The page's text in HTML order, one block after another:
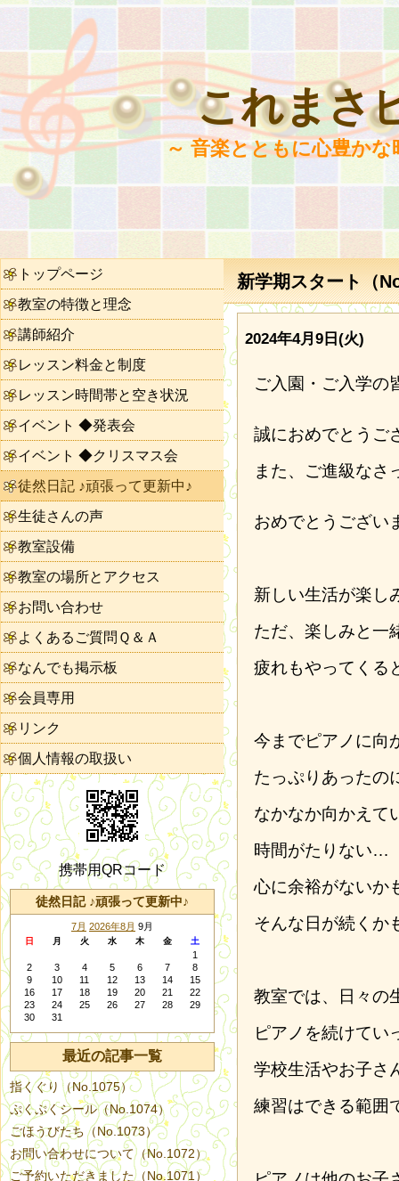
これまさ
～ 音楽とともに心豊か
新学期スタート（
2024年4月9日(火)
ご入園・ご入学の
誠におめでとうご
また、ご進級なさ
おめでとうござい
新しい生活が楽し
ただ、楽しみと一
疲れもやってくる
今までピアノに向
たっぷりあったの
なかなか向かえ
時間がたりない…
心に余裕がない
そんな日が続くか
教室では、日々の
ピアノを続けてい
学校生活やお子さ
練習はできる範囲
トップページ
教室の特徴と理念
講師紹介
レッスン料金と制度
レッスン時間帯と空き状況
イベント ◆発表会
イベント ◆クリスマス会
徒然日記 ♪頑張って更新中♪
生徒さんの声
教室設備
教室の場所とアクセス
お問い合わせ
よくあるご質問Ｑ＆Ａ
なんでも掲示板
会員専用
リンク
個人情報の取扱い
携帯用QRコード
徒然日記 ♪頑張って更新中♪
7月 2026年8月 9月
日 月 火 水 木 金 土
1
2
3 4 5 6 7
8
9
10 11 12 13 14
15
16
17 18 19 20 21
22
23
24 25 26 27 28
29
30
31
最近の記事一覧
指くぐり（No.1075）
ぷくぷくシール（No.1074）
ごほうびたち（No.1073）
お問い合わせについて（No.1072）
ご予約いただきました（No.1071）